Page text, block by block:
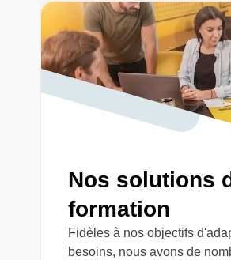
Nos solutions
formation
Fidèles à nos objectifs
besoins, nous avons de